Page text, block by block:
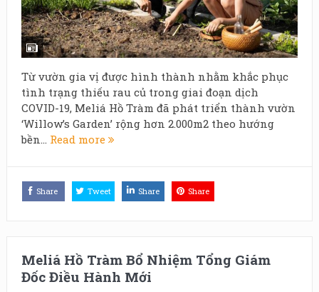
Từ vườn gia vị được hình thành nhằm khắc phục
tình trạng thiếu rau củ trong giai đoạn dịch
COVID-19, Meliá Hồ Tràm đã phát triển thành vườn
‘Willow’s Garden’ rộng hơn 2.000m2 theo hướng
bền... Read more
Share Tweet Share Share
Meliá Hồ Tràm Bổ Nhiệm Tổng Giám
Đốc Điều Hành Mới